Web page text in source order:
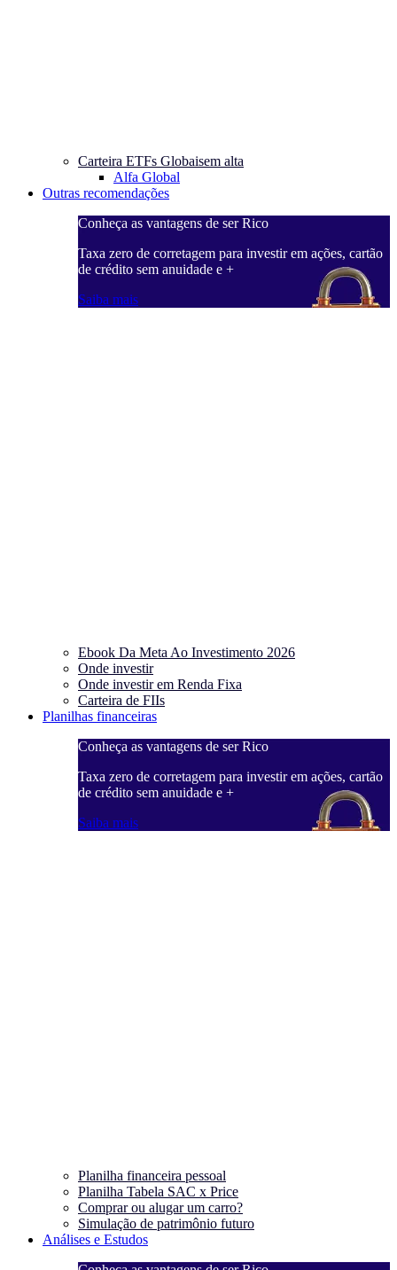
Carteira ETFs Globaisem alta
Alfa Global
Outras recomendações
Conheça as vantagens de ser Rico
Taxa zero de corretagem para investir em ações, cartão
de crédito sem anuidade e +
Saiba mais
Ebook Da Meta Ao Investimento 2026
Onde investir
Onde investir em Renda Fixa
Carteira de FIIs
Planilhas financeiras
Conheça as vantagens de ser Rico
Taxa zero de corretagem para investir em ações, cartão
de crédito sem anuidade e +
Saiba mais
Planilha financeira pessoal
Planilha Tabela SAC x Price
Comprar ou alugar um carro?
Simulação de patrimônio futuro
Análises e Estudos